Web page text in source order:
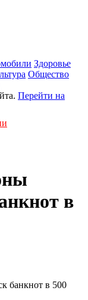
Здоровье
Общество
Перейти на
в